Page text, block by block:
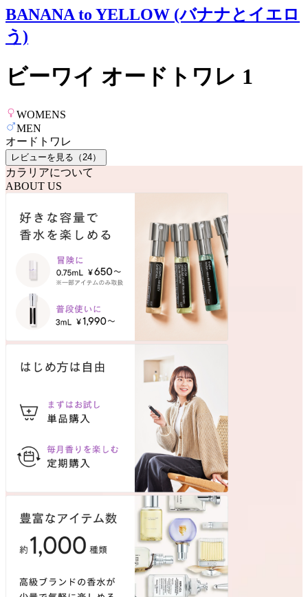
BANANA to YELLOW (バナナとイエロ
う)
ビーワイ オードトワレ 1
WOMENS
MEN
オードトワレ
レビューを見る（ 24）
カラリアについて
ABOUT US